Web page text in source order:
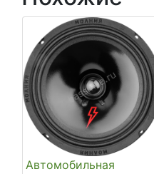
Автомобильная